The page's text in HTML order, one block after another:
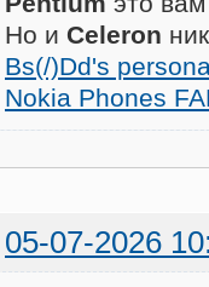
Но и Celeron
Bs(/)Dd's
Nokia Phones
05-07-2026